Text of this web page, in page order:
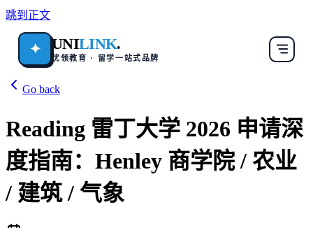
跳到正文
✦ UNILINK.
优领教育 · 留学一站式品牌
Go back
Reading 雷丁大学 2026 申请深
度指南：Henley 商学院 / 农业
/ 建筑 / 气象